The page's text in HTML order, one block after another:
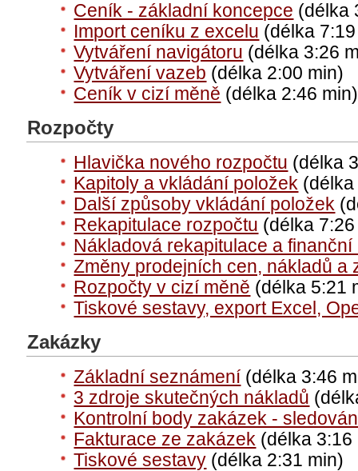
Ceník - základní koncepce (délka
Import ceníku z excelu (délka
Vytváření navigátoru (délka 3:26
Vytváření vazeb (délka 2:00 min)
Ceník v cizí měně (délka 2:46 min)
Rozpočty
Hlavička nového rozpočtu (délka
Kapitoly a vkládání položek
Další způsoby vkládání položek
Rekapitulace rozpočtu (délka
Nákladová rekapitulace a finanční
Změny prodejních cen, nákladů a
Rozpočty v cizí měně (délka 5:21
Tiskové sestavy, export Excel,
Zakázky
Základní seznámení(délka 3:46
3 zdroje skutečných nákladů
Kontrolní body zakázek -
Fakturace ze zakázek (délka 3:16
Tiskové sestavy (délka 2:31 min)